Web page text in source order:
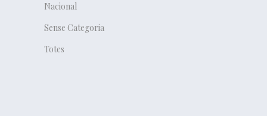
Nacional
Sense Categoria
Totes